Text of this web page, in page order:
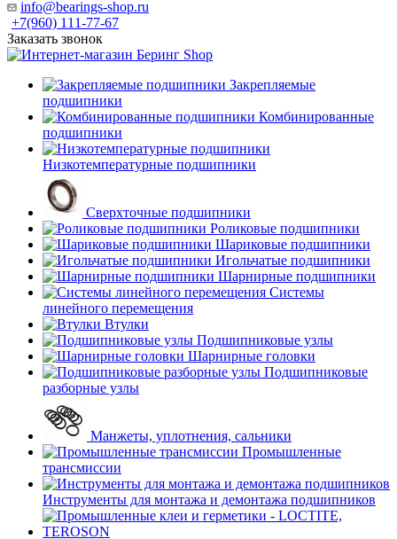
info@bearings-shop.ru
+7(960) 111-77-67
Заказать звонок
Закрепляемые
подшипники
Комбинированные
подшипники
Низкотемпературные подшипники
Сверхточные подшипники
Роликовые подшипники
Шариковые подшипники
Игольчатые подшипники
Шарнирные подшипники
Системы
линейного перемещения
Втулки
Подшипниковые узлы
Шарнирные головки
Подшипниковые
разборные узлы
Манжеты, уплотнения, сальники
Промышленные
трансмиссии
Инструменты для монтажа и демонтажа подшипников